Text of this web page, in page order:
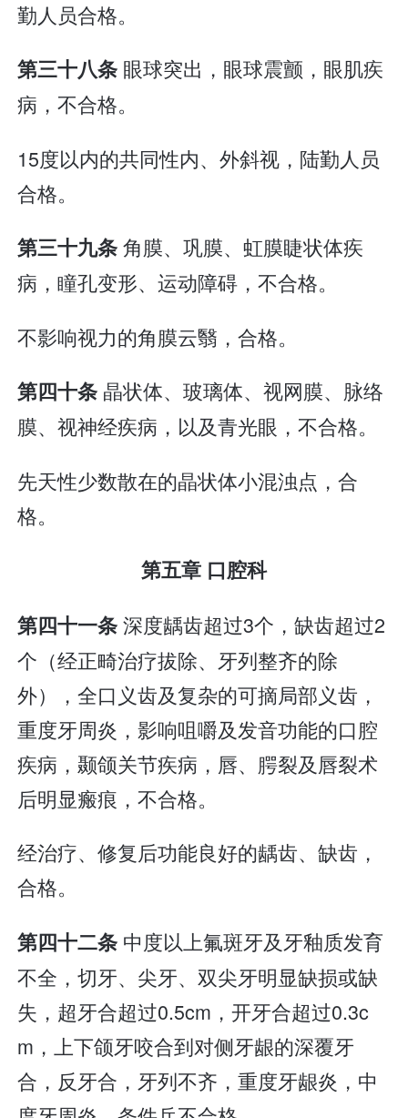
勤人员合格。
第三十八条 眼球突出，眼球震颤，眼肌疾
病，不合格。
15度以内的共同性内、外斜视，陆勤人员
合格。
第三十九条角膜、巩膜、虹膜睫状体疾
病，瞳孔变形、运动障碍，不合格。
不影响视力的角膜云翳，合格。
第四十条 晶状体、玻璃体、视网膜、脉络
膜、视神经疾病，以及青光眼，不合格。
先天性少数散在的晶状体小混浊点，合
格。
第五章 口腔科
第四十一条深度龋齿超过3个，缺齿超过2
个（经正畸治疗拔除、牙列整齐的除
外），全口义齿及复杂的可摘局部义齿，
重度牙周炎，影响咀嚼及发音功能的口腔
疾病，颞颌关节疾病，唇、腭裂及唇裂术
后明显瘢痕，不合格。
经治疗、修复后功能良好的龋齿、缺齿，
合格。
第四十二条 中度以上氟斑牙及牙釉质发育
不全，切牙、尖牙、双尖牙明显缺损或缺
失，超牙合超过0.5cm，开牙合超过0.3c
m，上下颌牙咬合到对侧牙龈的深覆牙
合，反牙合，牙列不齐，重度牙龈炎，中